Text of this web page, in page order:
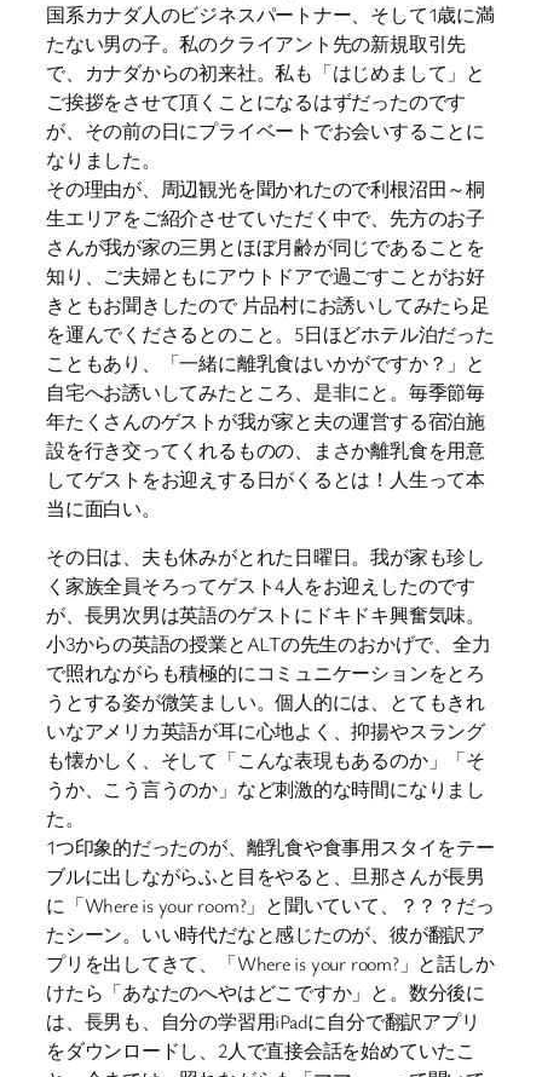
国系カナダ人のビジネスパートナー、そして1歳に満
たない男の子。私のクライアント先の新規取引先
で、カナダからの初来社。私も「はじめまして」と
ご挨拶をさせて頂くことになるはずだったのです
が、その前の日にプライベートでお会いすることに
なりました。
その理由が、周辺観光を聞かれたので利根沼田～桐
生エリアをご紹介させていただく中で、先方のお子
さんが我が家の三男とほぼ月齢が同じであることを
知り、ご夫婦ともにアウトドアで過ごすことがお好
きともお聞きしたので 片品村にお誘いしてみたら足
を運んでくださるとのこと。5日ほどホテル泊だった
こともあり、「一緒に離乳食はいかがですか？」と
自宅へお誘いしてみたところ、是非にと。毎季節毎
年たくさんのゲストが我が家と夫の運営する宿泊施
設を行き交ってくれるものの、まさか離乳食を用意
してゲストをお迎えする日がくるとは！人生って本
当に面白い。
その日は、夫も休みがとれた日曜日。我が家も珍し
く家族全員そろってゲスト4人をお迎えしたのです
が、長男次男は英語のゲストにドキドキ興奮気味。
小3からの英語の授業とALTの先生のおかげで、全力
で照れながらも積極的にコミュニケーションをとろ
うとする姿が微笑ましい。個人的には、とてもきれ
いなアメリカ英語が耳に心地よく、抑揚やスラング
も懐かしく、そして「こんな表現もあるのか」「そ
うか、こう言うのか」など刺激的な時間になりまし
た。
1つ印象的だったのが、離乳食や食事用スタイをテー
ブルに出しながらふと目をやると、旦那さんが長男
に「Where is your room?」と聞いていて、？？？だっ
たシーン。いい時代だなと感じたのが、彼が翻訳ア
プリを出してきて、「Where is your room?」と話しか
けたら「あなたのへやはどこですか」と。数分後に
は、長男も、自分の学習用iPadに自分で翻訳アプリ
をダウンロードし、2人で直接会話を始めていたこ